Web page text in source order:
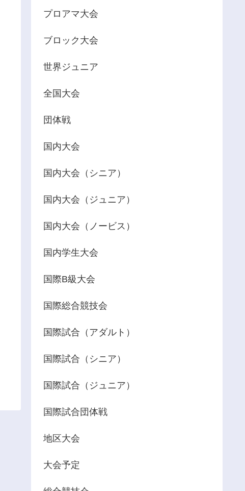
プロアマ大会
ブロック大会
世界ジュニア
全国大会
団体戦
国内大会
国内大会（シニア）
国内大会（ジュニア）
国内大会（ノービス）
国内学生大会
国際B級大会
国際総合競技会
国際試合（アダルト）
国際試合（シニア）
国際試合（ジュニア）
国際試合団体戦
地区大会
大会予定